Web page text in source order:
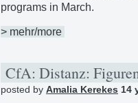
programs in March.
> mehr/more
CfA: Distanz:
posted by Amalia Kerekes 14